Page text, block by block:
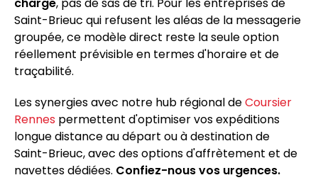
Saint-Brieuc qui refusent les aléas de la messagerie
groupée, ce modèle direct reste la seule option
réellement prévisible en termes d'horaire et de
traçabilité.
Les synergies avec notre hub régional deCoursier
Rennes permettent d'optimiser vos expéditions
longue distance au départ ou à destination de
Saint-Brieuc, avec des options d'affrètement et de
navettes dédiées. Confiez-nous vos urgences.